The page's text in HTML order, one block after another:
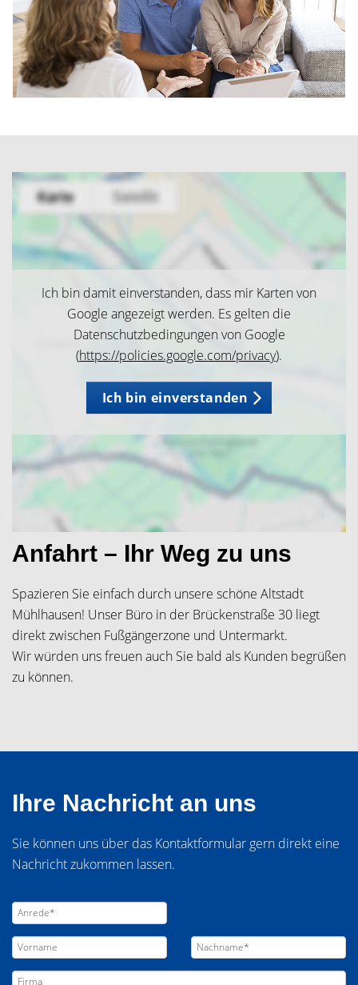
Ich bin damit einverstanden, dass mir Karten von
Google angezeigt werden. Es gelten die
Datenschutzbedingungen von Google
(https://policies.google.com/privacy).
Ich bin einverstanden
Anfahrt – Ihr Weg zu uns
Spazieren Sie einfach durch unsere schöne Altstadt
Mühlhausen! Unser Büro in der Brückenstraße 30 liegt
direkt zwischen Fußgängerzone und Untermarkt.
Wir würden uns freuen auch Sie bald als Kunden begrüßen
zu können.
Ihre Nachricht an uns
Sie können uns über das Kontaktformular gern direkt eine
Nachricht zukommen lassen.